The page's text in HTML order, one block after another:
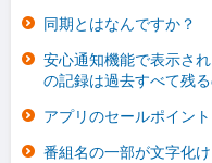
同期とはなんですか？
安心通知機能で表示さ
の記録は過去すべて残る
アプリのセールポイント
番組名の一部が文字化け